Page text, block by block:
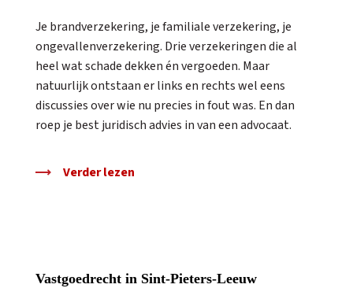
Je brandverzekering, je familiale verzekering, je
ongevallenverzekering. Drie verzekeringen die al
heel wat schade dekken én vergoeden. Maar
natuurlijk ontstaan er links en rechts wel eens
discussies over wie nu precies in fout was. En dan
roep je best juridisch advies in van een advocaat.
Verder lezen
Vastgoedrecht in Sint-Pieters-Leeuw